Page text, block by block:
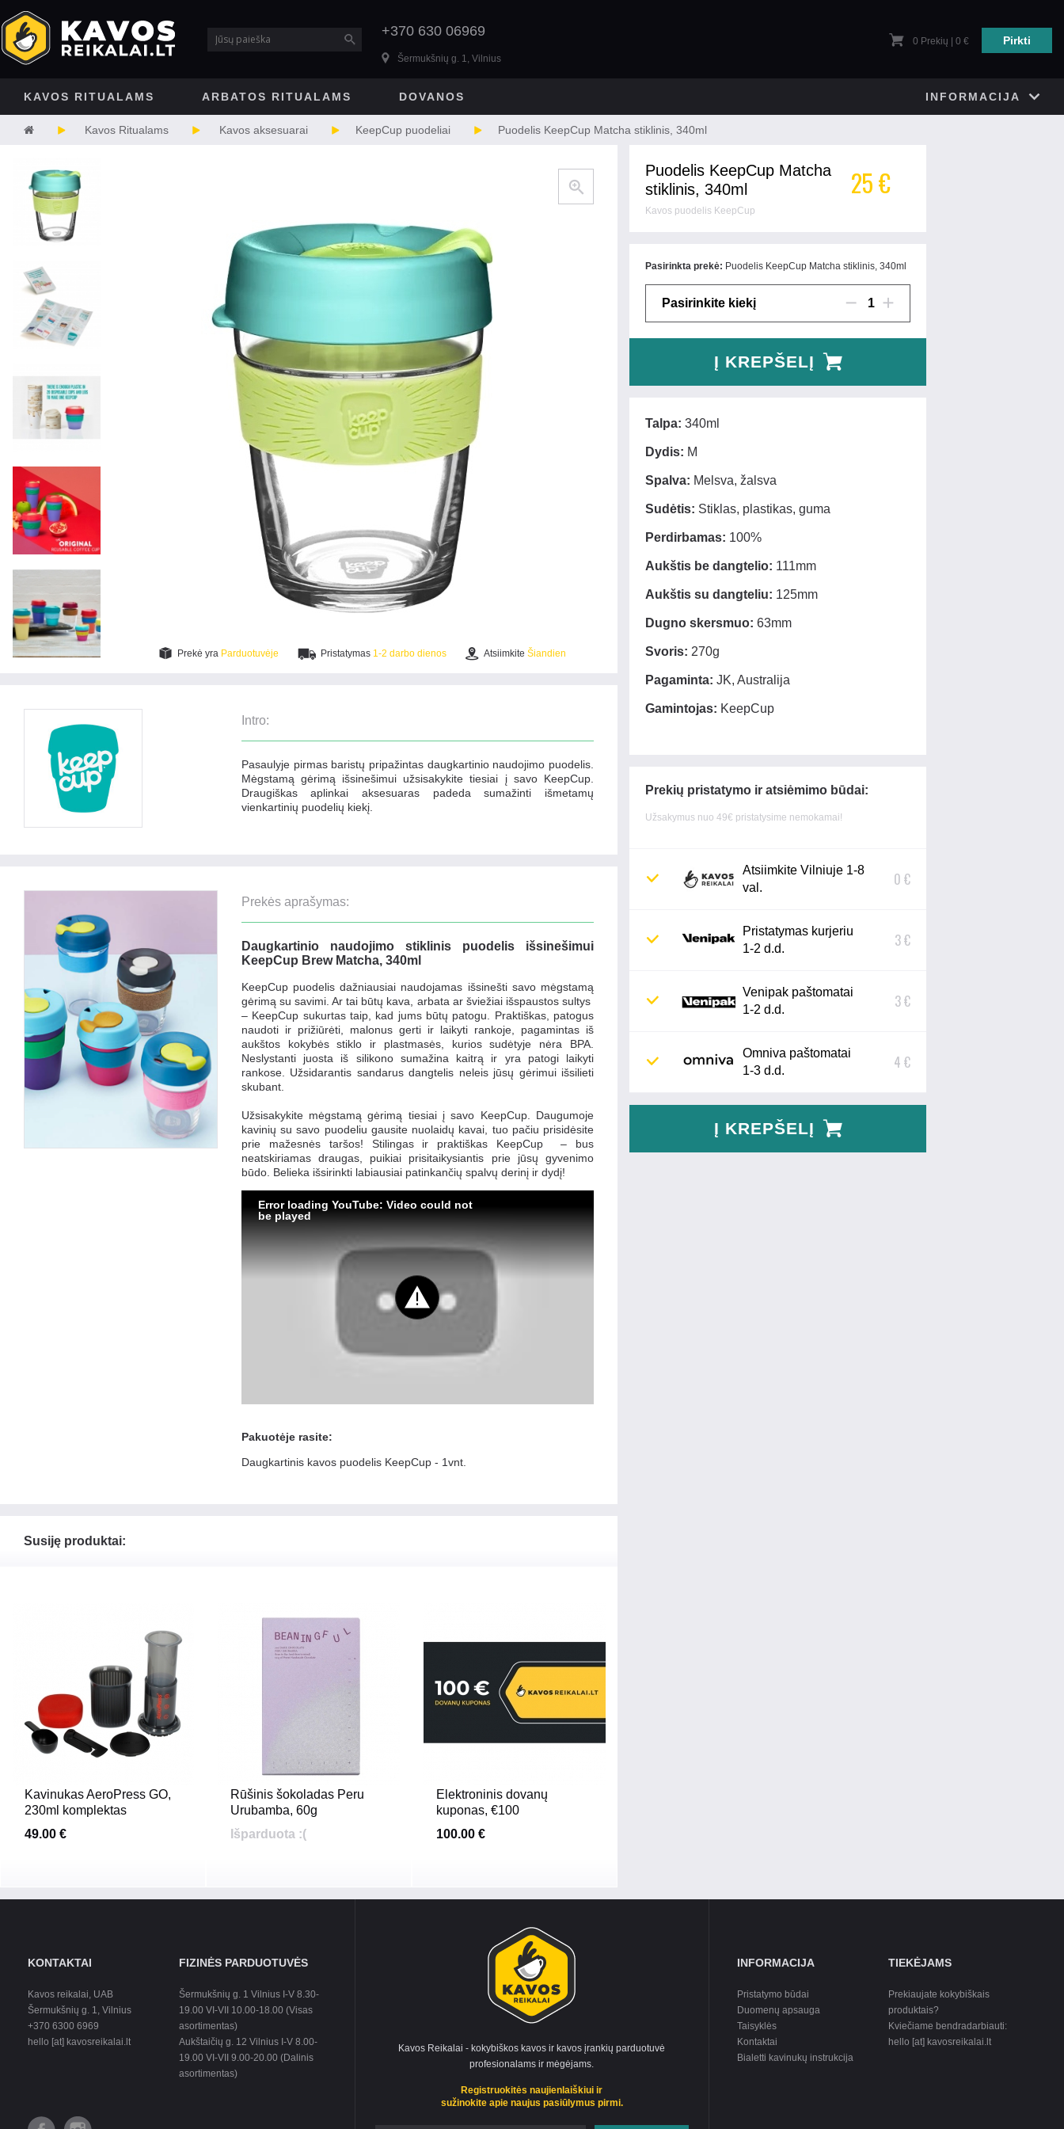
+370 630 06969
Šermukšnių g. 1, Vilnius
0 Prekių | 0 € Pirkti
KAVOS RITUALAMS ARBATOS RITUALAMS DOVANOS INFORMACIJA
Kavos Ritualams Kavos aksesuarai KeepCup puodeliai Puodelis KeepCup Matcha stiklinis, 340ml
Prekė yra Parduotuvėje Pristatymas 1-2 darbo dienos Atsiimkite Šiandien
Intro:
Pasaulyje pirmas baristų pripažintas daugkartinio naudojimo puodelis.
Mėgstamą gėrimą išsinešimui užsisakykite tiesiai į savo KeepCup.
Draugiškas aplinkai aksesuaras padeda sumažinti išmetamų
vienkartinių puodelių kiekį.
Prekės aprašymas:
Daugkartinio naudojimo stiklinis puodelis išsinešimui
KeepCup Brew Matcha, 340ml
KeepCup puodelis dažniausiai naudojamas išsinešti savo mėgstamą
gėrimą su savimi. Ar tai būtų kava, arbata ar šviežiai išspaustos sultys
– KeepCup sukurtas taip, kad jums būtų patogu. Praktiškas, patogus
naudoti ir prižiūrėti, malonus gerti ir laikyti rankoje, pagamintas iš
aukštos kokybės stiklo ir plastmasės, kurios sudėtyje nėra BPA.
Neslystanti juosta iš silikono sumažina kaitrą ir yra patogi laikyti
rankose. Užsidarantis sandarus dangtelis neleis jūsų gėrimui išsilieti
skubant.
Užsisakykite mėgstamą gėrimą tiesiai į savo KeepCup. Daugumoje
kavinių su savo puodeliu gausite nuolaidų kavai, tuo pačiu prisidėsite
prie mažesnės taršos! Stilingas ir praktiškas KeepCup
– bus
neatskiriamas draugas, puikiai prisitaikysiantis prie jūsų gyvenimo
būdo. Belieka išsirinkti labiausiai patinkančių spalvų derinį ir dydį!
Error loading YouTube: Video could not
be played
Pakuotėje rasite:
Daugkartinis kavos puodelis KeepCup - 1vnt.
Susiję produktai:
Kavinukas AeroPress GO,
230ml komplektas
49.00 €
Rūšinis šokoladas Peru
Urubamba, 60g
Išparduota :(
Elektroninis dovanų
kuponas, €100
100.00 €
Puodelis KeepCup Matcha
stiklinis, 340ml
Kavos puodelis KeepCup
25 €
Pasirinkta prekė: Puodelis KeepCup Matcha stiklinis, 340ml
Pasirinkite kiekį 1
Į KREPŠELĮ
Talpa: 340ml
Dydis: M
Spalva: Melsva, žalsva
Sudėtis: Stiklas, plastikas, guma
Perdirbamas: 100%
Aukštis be dangtelio: 111mm
Aukštis su dangteliu: 125mm
Dugno skersmuo: 63mm
Svoris: 270g
Pagaminta: JK, Australija
Gamintojas: KeepCup
Prekių pristatymo ir atsiėmimo būdai:
Užsakymus nuo 49€ pristatysime nemokamai!
Atsiimkite Vilniuje 1-8
val.
0 €
Pristatymas kurjeriu
1-2 d.d.
3 €
Venipak paštomatai
1-2 d.d.
3 €
Omniva paštomatai
1-3 d.d.
4 €
Į KREPŠELĮ
KONTAKTAI
Kavos reikalai, UAB
Šermukšnių g. 1, Vilnius
+370 6300 6969
hello [at] kavosreikalai.lt
FIZINĖS PARDUOTUVĖS
Šermukšnių g. 1 Vilnius I-V 8.30-
19.00 VI-VII 10.00-18.00 (Visas
asortimentas)
Aukštaičių g. 12 Vilnius I-V 8.00-
19.00 VI-VII 9.00-20.00 (Dalinis
asortimentas)
Kavos Reikalai - kokybiškos kavos ir kavos įrankių parduotuvė
profesionalams ir mėgėjams.
Registruokitės naujienlaiškiui ir
sužinokite apie naujus pasiūlymus pirmi.
INFORMACIJA
Pristatymo būdai
Duomenų apsauga
Taisyklės
Kontaktai
Bialetti kavinukų instrukcija
TIEKĖJAMS
Prekiaujate kokybiškais
produktais?
Kviečiame bendradarbiauti:
hello [at] kavosreikalai.lt